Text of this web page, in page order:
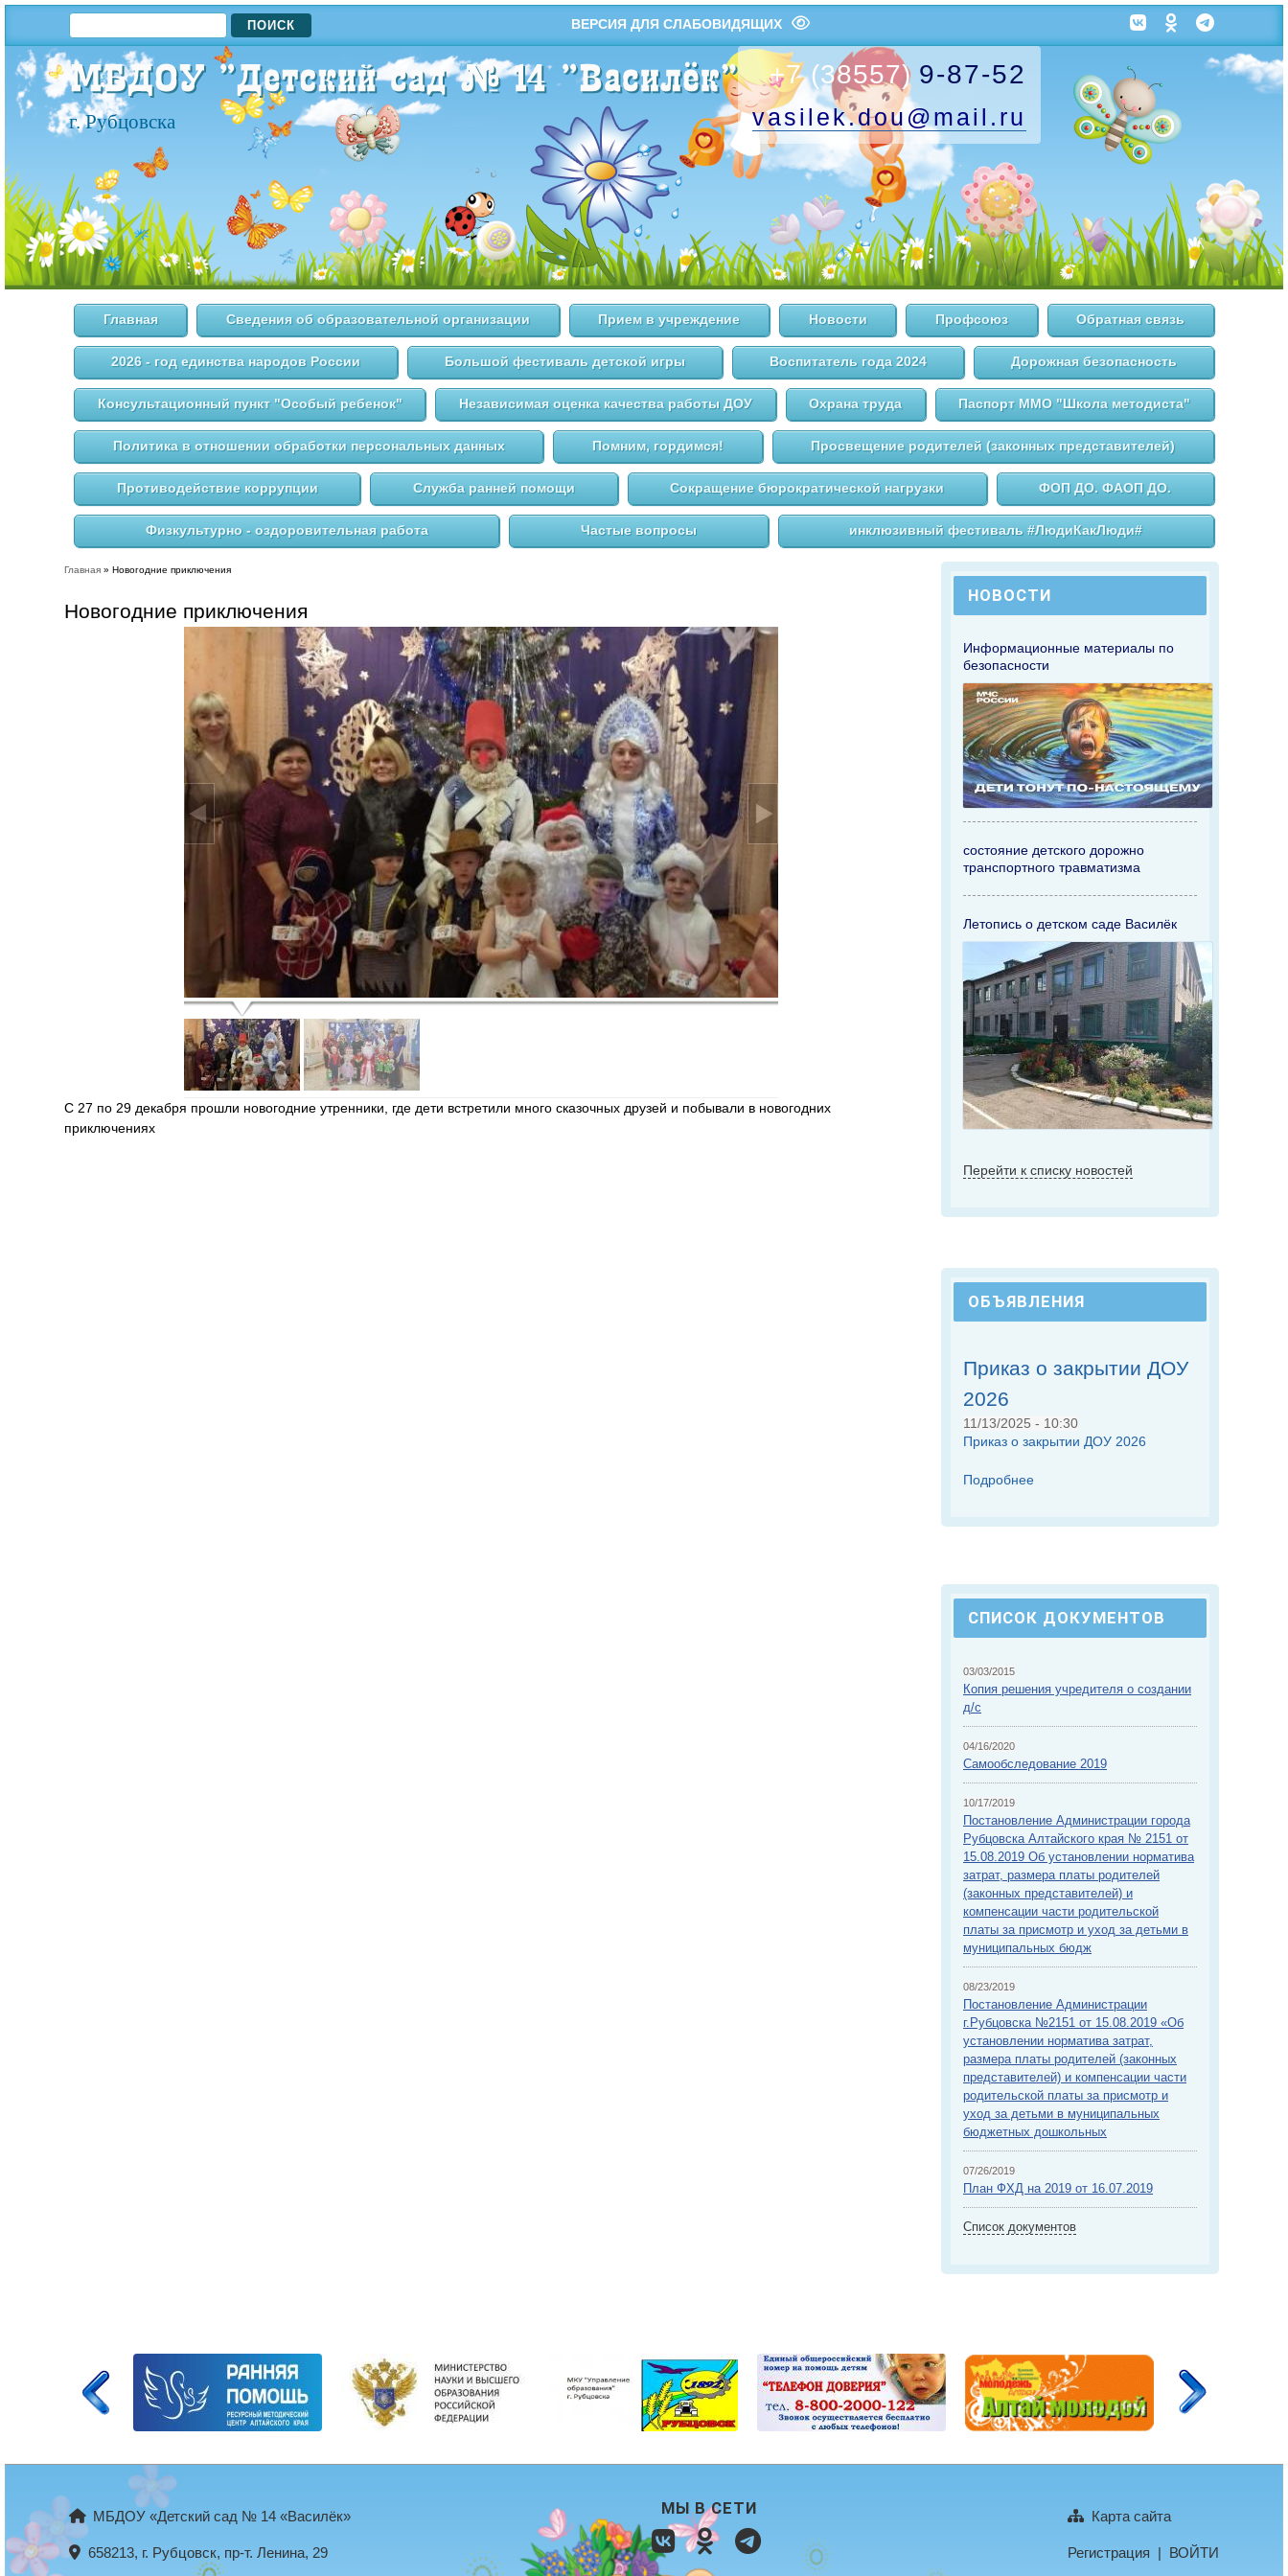
ФОРМА ПОИСКА
ВЕРСИЯ ДЛЯ СЛАБОВИДЯЩИХ
г. Рубцовска
+7 (38557) 9-87-52
vasilek.dou @mail.ru
Главная Сведения об образовательной организации Прием в учреждение Новости Профсоюз Обратная связь
2026 - год единства народов России Большой фестиваль детской игры Воспитатель года 2024 Дорожная безопасность
Консультационный пункт "Особый ребенок" Независимая оценка качества работы ДОУ Охрана труда Паспорт ММО "Школа методиста"
Политика в отношении обработки персональных данных Помним, гордимся! Просвещение родителей (законных представителей)
Противодействие коррупции Служба ранней помощи Сокращение бюрократической нагрузки ФОП ДО. ФАОП ДО.
Физкультурно - оздоровительная работа Частые вопросы инклюзивный фестиваль #ЛюдиКакЛюди#
НОВОСТИ
Информационные материалы по
безопасности
состояние детского дорожно
транспортного травматизма
Летопись о детском саде Василёк
Перейти к списку новостей
ОБЪЯВЛЕНИЯ
Приказ о закрытии ДОУ
2026
11/13/2025 - 10:30
Приказ о закрытии ДОУ 2026
Подробнее
СПИСОК ДОКУМЕНТОВ
03/03/2015
Копия решения учредителя о создании
д/с
04/16/2020
Самообследование 2019
10/17/2019
Постановление Администрации города
Рубцовска Алтайского края № 2151 от
15.08.2019 Об установлении норматива
затрат, размера платы родителей
(законных представителей) и
компенсации части родительской
платы за присмотр и уход за детьми в
муниципальных бюдж
08/23/2019
Постановление Администрации
г.Рубцовска №2151 от 15.08.2019 «Об
установлении норматива затрат,
размера платы родителей (законных
представителей) и компенсации части
родительской платы за присмотр и
уход за детьми в муниципальных
бюджетных дошкольных
07/26/2019
План ФХД на 2019 от 16.07.2019
Список документов
Главная » Новогодние приключения
Новогодние приключения
С 27 по 29 декабря прошли новогодние утренники, где дети встретили много сказочных друзей и побывали в новогодних
приключениях
МБДОУ «Детский сад № 14 «Василёк»
658213, г. Рубцовск, пр-т. Ленина, 29
МЫ В СЕТИ Карта сайта
Регистрация | ВОЙТИ